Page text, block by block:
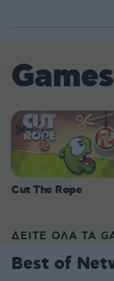
Games
Cut The Rope
ΔΕΙΤΕ ΟΛΑ ΤΑ
Best of